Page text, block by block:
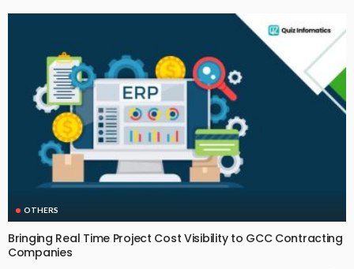
OTHERS
Bringing Real Time Project Cost Visibility to GCC Contracting
Companies